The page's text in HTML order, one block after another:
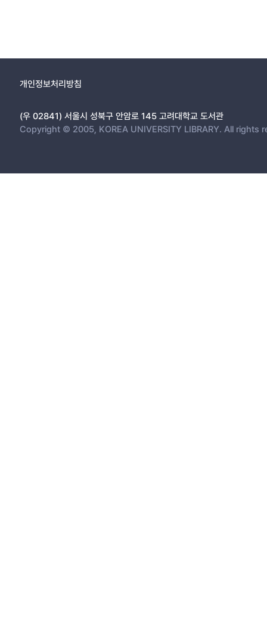
개인정보처리방침
(우 02841) 서울시 성북구 안암로 145 고려대학교 도서관
Copyright © 2005, KOREA UNIVERSITY LIBRARY. All rights